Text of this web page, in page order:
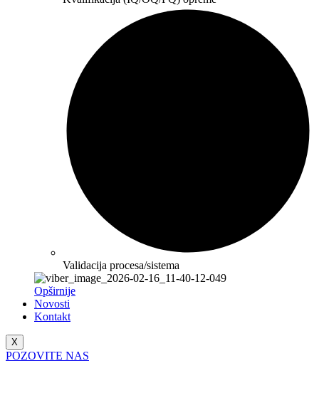
Validacija procesa/sistema
Opširnije
Novosti
Kontakt
X
POZOVITE NAS